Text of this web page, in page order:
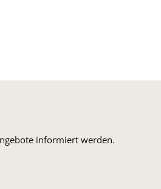
informiert werden.